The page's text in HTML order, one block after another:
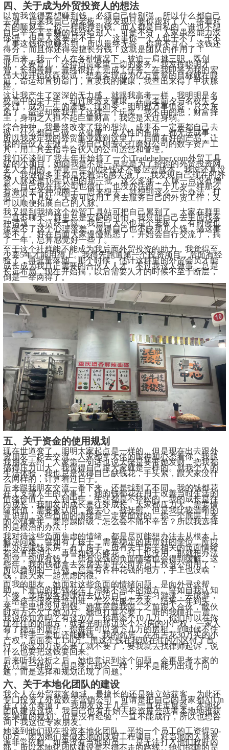
四、关于成为外贸投资人的想法
以前我觉得要想赚到钱，必须自己特别强，所以什么都自己
去做。后来我自己做老板，我发现只要你跟对了人，搭着对
方的顺风车，你一样能挣到钱。而人都是自私的，谁也不想
自己辛辛苦苦赚的钱分给别人，可是不分，人家虽然能力没
你强，但是人家要是不干了，这事你一个人也干不了，干不
了事这钱你也赚不到。所以最终无奈，你再不甘心，这钱还
得分，而且你还得会擅长分钱！这就是团队的作用了！
再后来，我一个人在各种情况下，被迫一肩挑三职，既创
业，又要育儿，还得负责家里一切的家务。我发挥聪明才
智，长袖善舞，最终很好了完成了任务。在我即将为我的宏
伟大业开始跃跃欲试，想着实现成为亿万富翁的目标就在眼
前，命运却直切命门，直攻我的健康，我查出来得了甲状腺
癌。
这让我产生了深深的无力感，就跟我高考一样，我明明是名
校高中的尖子生，却过度透支健康，在高考前夕与名校失之
交臂，成为一生的遗憾。现如今，明明都万事俱备，只欠东
风了，命运却给我开了这样一个玩笑。我不由的想，财富择
主，身弱之人担不起巨量财富，我还是太过身弱。
综合种种，我最终改变了我的想法，成事不一定要都自己去
做，什么都自己做，从健康，从人性的角度，都无法成事，
所以我决定我的外贸事业就到这里了，后面有好的产品，让
我的合伙人去做了。我自己则专心打磨好公司的数字资产工
具，用工具去指导合伙人的公司运营和管理。
我们还谈到了我去年开始搞了一个iTradehelper.com外贸工具
站的小项目， 她问我是不是一早就是为了给你的外贸投资网
罗人才用的，毕竟一年200块钱还不够运营成本。我说还真没
有，我做很多事都是凭着第6感去做了，我发现自己现在的外
贸人脉还是16年认识的那一批，这么多年，人脉一点没有增
长，自己现在搞公司也很忙，也没办法跟二十几岁一样那么
有激情去各种混圈子。思来想去，就想到这么一个办法，打
造一个工具站，大家可以用工具去服务自己的外贸工作，又
可以顺便拓展自己的人脉。
我又提到我搞这个外贸工具站可把自己累到了，大家在群里
一直不聊天，群里总是安静的可怕，我只能自己去里面找各
种话题，去活跃气氛。我自己大小也是个老板了，有时候也
接受不了这个心理落差，觉得自己也不缺那几个钱，搞这事
受不了。好在后面大家慢慢熟悉了，开始会自行交流了，搞
了一年，总算感觉好一些了。
至于这个社群能不能成为我后面外贸投资的助力，我觉得至
少要5年才能用得上。我得先跑通第一个投资项目，后面有经
验了，再批量落地。那个时候，估计这群里的外贸会员才能
成长成为我真正需要的合伙人人才。不过我这人做事，总是
长远布局，现在开始搞，以后需要人才的时候不至于断层，
倒是一举两得了。
五、关于资金的使用规划
现在世道变了，明明大家起点是一样的，但是现在出去跟外
贸朋友一起去交流，人家都拿大佬的眼神和心态看你，我跟
我朋友去约，人家第一句话也说大佬是要带她发财，把我都
搞得压力山大，我觉得自己跟大家就是一样的。就我个人的
生活体验，我也总是觉得自己缺钱花，手头紧，跟大家没什
么两样的，计算着过日子。
后来跟我朋友交流一番下来，还是找到了不同。我的钱都花
在了支撑人生的大事上，她的钱都花在用于改善当时生活的
情绪价值上。人到中年，生活都是不轻松的，我的成长是往
内成长，我朋友的成长是往外成长。大家都压力大，需要情
绪价值，需要被认同，被关心，被抚慰。但是我比较清晰的
意识到，这些负面的情绪是一定要面对的，你一个底层上来
的小镇青年，要跨越阶级，怎么会不痛不辛苦？所以我选择
的是根治的办法！
我对待这些负面焦虑的情绪，都是尽可能想办法去从根本上
解决问题。譬如有了孩子，需要稳定的居所好的学位，所以
想办法赚钱买房，有了房子，所有关于房子相关的负面情绪
都会直接消失。再譬如钱不够花，打工也没用，那就想办法
创业，创业有钱了，所有没钱的负面情绪也会得到缓解。这
些年，我的钱都拿去买房买车开公司养员工投资公司用了，
所以挣到的一点钱，总是有各种花钱的地方，手上也没啥
钱，跟大家一起焦虑的很。
而我的朋友，她面对这些负面的情绪问题，是向外寻求帮
助，下意识的把钱花在了治标不治本的地方。譬如自我认知
不够，选择报各种课程去认识自己，去学习游泳，去旅游，
去给孩子报各种培训班，怎么舒服怎么来。结果一年到头
来，手里也没见到钱。她甚至跟我说，之前跟人合伙，散伙
时对方还欠了她20万，她也打算不要了，听的我瞳孔一震。
我说你知道吗？有这20万，你再添个10几万，你们可以在你
现在住的的地方，或者光明那边买个2-3房的小产权，一家人
有了稳定的居所，你每年可以省下几万的房租。到时候不住
了，转手一卖也还能赚钱。我的邻居，在布吉花30万买的小
产权，后面卖了150万，用这个钱在我现在住的小区付了首
付。你这20万说不要了就不要了，要我就去找律师起诉，说
什么也要把这钱要回来。
后来听我分析之后，她也意识到这个问题，会再思考大家的
起点是一样的，但是终点却不一样，并不是能力出现了问
题，而是选择和规划出现了问题。
六、关于本地化团队的建设
我个人在外贸获客领域，最擅长的还是独立站获客，为此还
专门投资了外贸数字营销公司，可谓是把自己的身家都All in
在了这个赛道了。我朋友这十几年，一直在走展会，本地化
团队建设这块。我自己也有开始去投资展会或者本地地推获
客渠道的规划，但是没有经验，一直不能成行，所以也想咨
询下我这位专家朋友。
她谈到他们现在投资本地化团队，平均一个员工的工资得50-
60万。因为她们是做本地的政府工程项目，对当地的人脉资
源非常依赖。如果没有当地的员工，是无法打入他们政府内
部，所以本地化团队建设是不得不走的路线。他们招聘的员